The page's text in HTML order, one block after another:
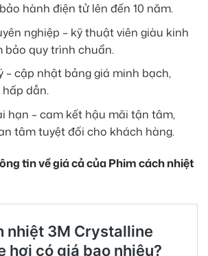
hành điện tử lên đến 10 năm.
nghiệp – kỹ thuật viên giàu kinh
bảo quy trình chuẩn.
– cập nhật bảng giá minh bạch,
dẫn.
hạn – cam kết hậu mãi tận tâm,
tâm tuyệt đối cho khách hàng.
tin về giá cả của Phim cách nhiệt